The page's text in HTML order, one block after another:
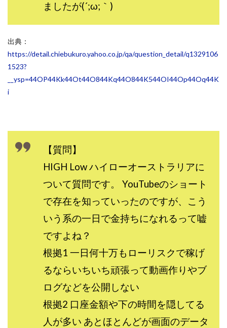
ましたが(´;ω;｀)
出典：
https://detail.chiebukuro.yahoo.co.jp/qa/question_detail/q1329106
1523?
__ysp=44OP44Kk44Ot44O844Kq44O844K544OI44Op44Oq44K
i
【質問】
HIGH Low ハイローオーストラリアに
ついて質問です。 YouTubeのショート
で存在を知っていったのですが、こう
いう系の一日で金持ちになれるって嘘
ですよね？
根拠1 一日何十万もローリスクで稼げ
るならいちいち頑張って動画作りやブ
ログなどを公開しない
根拠2 口座金額や下の時間を隠してる
人が多い あとほとんどが画面のデータ